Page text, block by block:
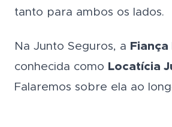
tanto para ambos os lados.
Na Junto Seguros, a
conhecida como Locatícia
Falaremos sobre ela ao